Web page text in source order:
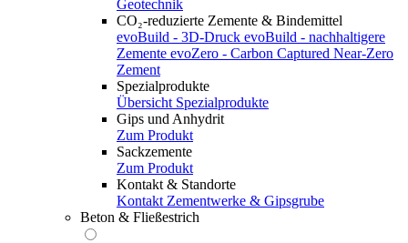
Geotechnik
CO₂-reduzierte Zemente & Bindemittel
evoBuild - 3D-Druck evoBuild - nachhaltigere
Zemente evoZero - Carbon Captured Near-Zero
Zement
Spezialprodukte
Übersicht Spezialprodukte
Gips und Anhydrit
Zum Produkt
Sackzemente
Zum Produkt
Kontakt & Standorte
Kontakt Zementwerke & Gipsgrube
Beton & Fließestrich